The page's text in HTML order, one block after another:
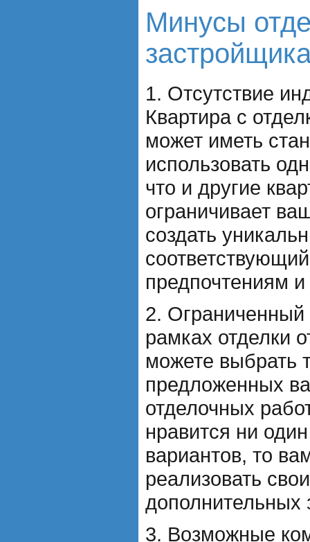
Минусы
1. Отсутствие
Квартира с
может иметь
использовать
что и другие
ограничивает
создать
предпочтениям
2.
рамках отделки
можете выбрать
предложенных
отделочных
нравится ни
вариантов, то
реализовать
дополнительных
3. Возможные